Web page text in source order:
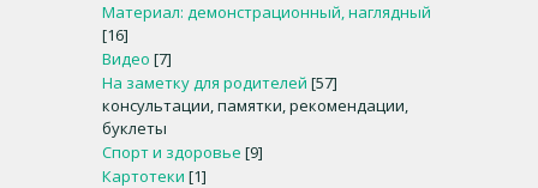
Материал: демонстрационный, наглядный
[16]
Видео [7]
На заметку для родителей [57]
консультации, памятки, рекомендации,
буклеты
Спорт и здоровье [9]
Картотеки [1]